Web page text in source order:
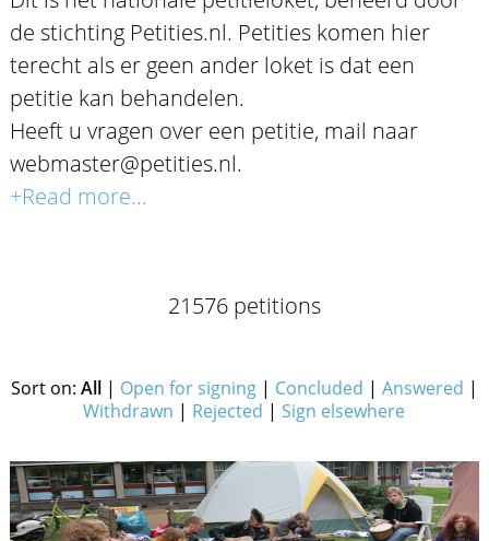
de stichting Petities.nl. Petities komen hier
terecht als er geen ander loket is dat een
petitie kan behandelen.
Heeft u vragen over een petitie, mail naar
webmaster@petities.nl.
+Read more...
21576 petitions
Sort on: All| Open for signing| Concluded | Answered |
Withdrawn | Rejected |Sign elsewhere